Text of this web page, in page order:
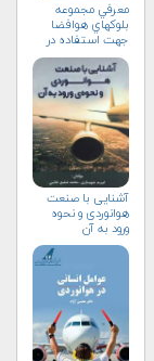
معرفي مجموعه
بلوك‏هاي هوافضا
جهت استفاده در
محيط سيمولينك
آشنایی با صنعت
هوانوردی و نحوه
ورود به آن